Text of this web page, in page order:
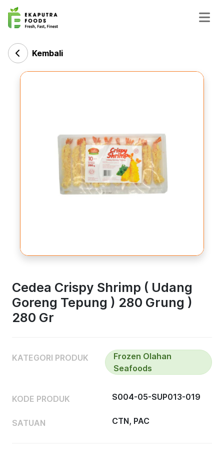
Kembali
Cedea Crispy Shrimp ( Udang
Goreng Tepung ) 280 Grung )
280 Gr
KATEGORI PRODUK
Frozen Olahan
Seafoods
KODE PRODUK S004-05-SUP013-019
SATUAN CTN, PAC